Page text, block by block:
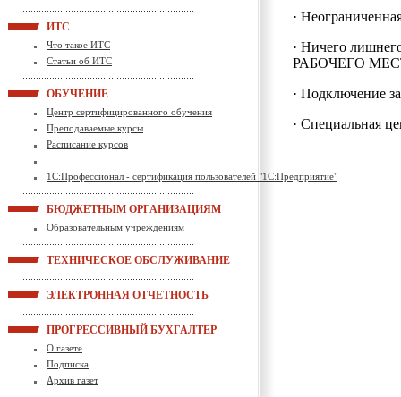
ИТС
Что такое ИТС
Статьи об ИТС
ОБУЧЕНИЕ
Центр сертифицированного обучения
Преподаваемые курсы
Расписание курсов
1С:Профессионал - сертификация пользователей "1С:Предприятие"
БЮДЖЕТНЫМ ОРГАНИЗАЦИЯМ
Образовательным учреждениям
ТЕХНИЧЕСКОЕ ОБСЛУЖИВАНИЕ
ЭЛЕКТРОННАЯ ОТЧЕТНОСТЬ
ПРОГРЕССИВНЫЙ БУХГАЛТЕР
О газете
Подписка
Архив газет
·
· Ничего
РАБОЧЕГО
· Подключение
· Специальная